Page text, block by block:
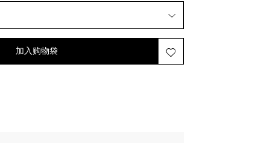
即将售罄
后一件
最后一件
一件
加入购物袋